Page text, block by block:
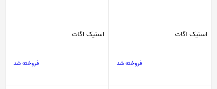
استیک اگات
فروخته شد
استیک اگات
فروخته شد